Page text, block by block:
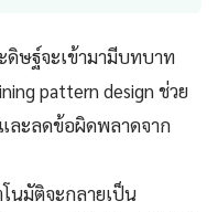
ษฐ์จะเข้ามามีบทบาท
pattern design ช่วย
ละลดข้อผิดพลาดจาก
นมัติจะกลายเป็น